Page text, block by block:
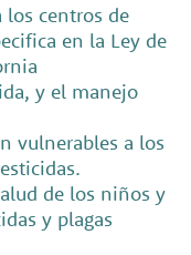
centros de
en la Ley de
y el manejo
vulnerables a los
de los niños y
y plagas